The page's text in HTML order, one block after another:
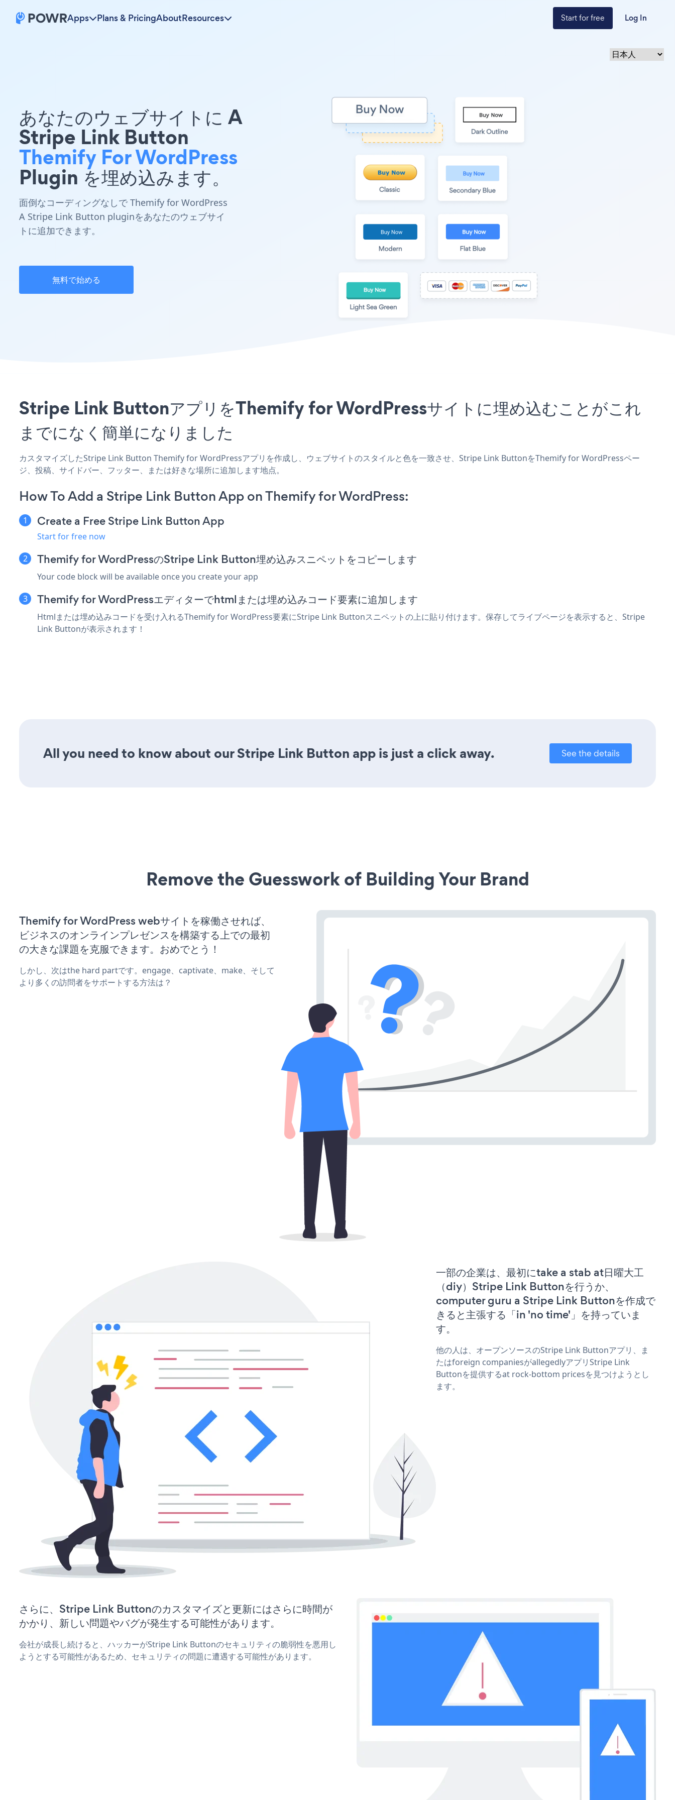
Apps Plans & PricingAboutResources Start for free Log In
あなたのウェブサイトに A
Stripe Link Button
Themify For WordPress
Plugin を埋め込みます。
面倒なコーディングなしで Themify for WordPress
A Stripe Link Button pluginをあなたのウェブサイ
トに追加できます。
無料で始める
Stripe Link ButtonアプリをThemify for WordPressサイトに埋め込むことがこれ
までになく簡単になりました
カスタマイズしたStripe Link Button Themify for WordPressアプリを作成し、ウェブサイトのスタイルと色を一致させ、Stripe Link ButtonをThemify for WordPressペー
ジ、投稿、サイドバー、フッター、または好きな場所に追加します地点。
How To Add a Stripe Link Button App on Themify for WordPress:
Create a Free Stripe Link Button App
Start for free now
Themify for WordPressのStripe Link Button埋め込みスニペットをコピーします
Your code block will be available once you create your app
Themify for WordPressエディターでhtmlまたは埋め込みコード要素に追加します
Htmlまたは埋め込みコードを受け入れるThemify for WordPress要素にStripe Link Buttonスニペットの上に貼り付けます。保存してライブページを表示すると、Stripe
Link Buttonが表示されます！
All you need to know about our Stripe Link Button app is just a click away. See the details
Remove the Guesswork of Building Your Brand
Themify for WordPress webサイトを稼働させれば、
ビジネスのオンラインプレゼンスを構築する上での最初
の大きな課題を克服できます。おめでとう！
しかし、次はthe hard partです。engage、captivate、make、そして
より多くの訪問者をサポートする方法は？
一部の企業は、最初にtake a stab at日曜大工
（diy）Stripe Link Buttonを行うか、
computer guru a Stripe Link Buttonを作成で
きると主張する「in 'no time'」を持っていま
す。
他の人は、オープンソースのStripe Link Buttonアプリ、ま
たはforeign companiesがallegedlyアプリStripe Link
Buttonを提供するat rock-bottom pricesを見つけようとし
ます。
さらに、Stripe Link Buttonのカスタマイズと更新にはさらに時間が
かかり、新しい問題やバグが発生する可能性があります。
会社が成長し続けると、ハッカーがStripe Link Buttonのセキュリティの脆弱性を悪用し
ようとする可能性があるため、セキュリティの問題に遭遇する可能性があります。